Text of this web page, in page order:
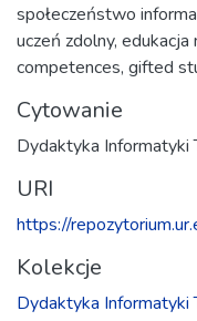
społeczeństwo
uczeń zdolny, edukacja
competences, gifted
Cytowanie
Dydaktyka
URI
https://
Kolekcje
Dydaktyka Informatyki